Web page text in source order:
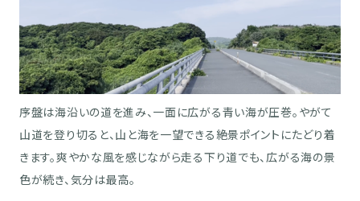
序盤は海沿いの道を進み、一面に広がる青い海が圧巻。やがて
山道を登り切ると、山と海を一望できる絶景ポイントにたどり着
きます。爽やかな風を感じながら走る下り道でも、広がる海の景
色が続き、気分は最高。